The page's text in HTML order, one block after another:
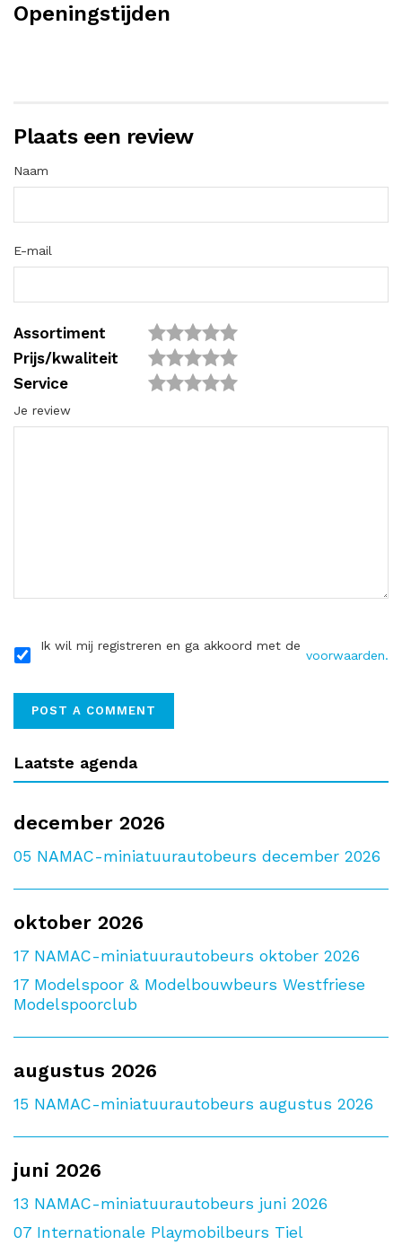
Openingstijden
Plaats een review
Naam
E-mail
Assortiment
Prijs/kwaliteit
Service
Je review
Ik wil mij registreren en ga akkoord met de
voorwaarden.
Laatste agenda
december 2026
05 NAMAC-miniatuurautobeurs december 2026
oktober 2026
17 NAMAC-miniatuurautobeurs oktober 2026
17 Modelspoor & Modelbouwbeurs Westfriese
Modelspoorclub
augustus 2026
15 NAMAC-miniatuurautobeurs augustus 2026
juni 2026
13 NAMAC-miniatuurautobeurs juni 2026
07 Internationale Playmobilbeurs Tiel